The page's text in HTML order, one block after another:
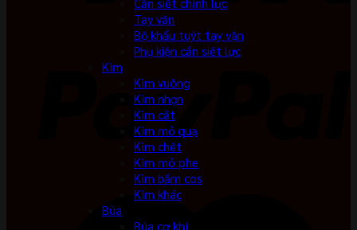
Cần siết chỉnh lực
Tay vặn
Bộ khẩu tuýt tay vặn
Phụ kiện cần siết lực
Kìm
Kìm vuông
Kìm nhọn
Kìm cắt
Kìm mỏ quạ
Kìm chết
Kìm mở phe
Kìm bấm cos
Kìm khác
Búa
Búa cơ khí